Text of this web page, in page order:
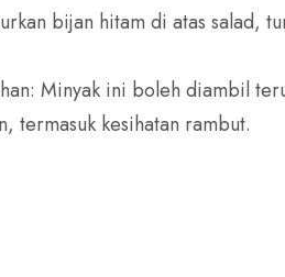
bijan hitam di atas salad,
Minyak ini boleh diambil
termasuk kesihatan rambut.